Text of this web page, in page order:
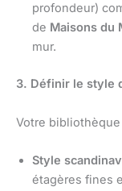
profondeur)
de Maisons du
mur.
3. Définir le style
Votre
Style
étagères fines